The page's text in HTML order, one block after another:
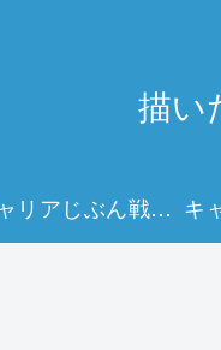
描い
キャリアじぶん戦略マップで、未来を描く力を。